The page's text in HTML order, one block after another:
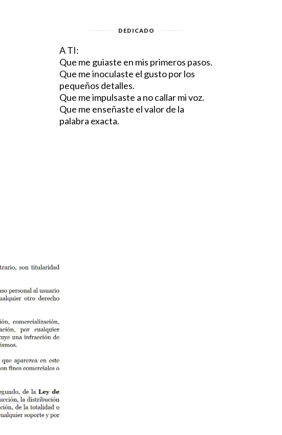
DEDICADO
A TI:
Que me guiaste en mis primeros pasos.
Que me inoculaste el gusto por los
pequeños detalles.
Que me impulsaste a no callar mi voz.
Que me enseñaste el valor de la
palabra exacta.